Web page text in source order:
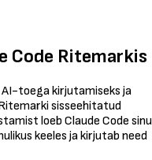
Code Ritemarkis
AI-toega kirjutamiseks ja
sisseehitatud
loeb Claude Code sinu
keeles ja kirjutab need